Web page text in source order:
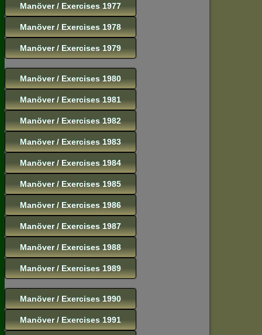
Manöver / Exercises 1977
Manöver / Exercises 1978
Manöver / Exercises 1979
Manöver / Exercises 1980
Manöver / Exercises 1981
Manöver / Exercises 1982
Manöver / Exercises 1983
Manöver / Exercises 1984
Manöver / Exercises 1985
Manöver / Exercises 1986
Manöver / Exercises 1987
Manöver / Exercises 1988
Manöver / Exercises 1989
Manöver / Exercises 1990
Manöver / Exercises 1991